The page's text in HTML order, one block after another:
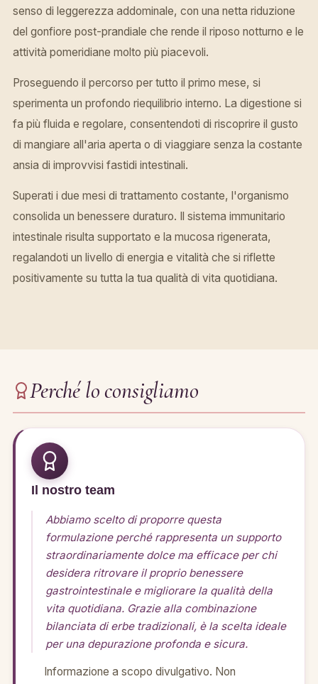
senso di leggerezza addominale, con una netta riduzione
del gonfiore post-prandiale che rende il riposo notturno e le
attività pomeridiane molto più piacevoli.
Proseguendo il percorso per tutto il primo mese, si
sperimenta un profondo riequilibrio interno. La digestione si
fa più fluida e regolare, consentendoti di riscoprire il gusto
di mangiare all'aria aperta o di viaggiare senza la costante
ansia di improvvisi fastidi intestinali.
Superati i due mesi di trattamento costante, l'organismo
consolida un benessere duraturo. Il sistema immunitario
intestinale risulta supportato e la mucosa rigenerata,
regalandoti un livello di energia e vitalità che si riflette
positivamente su tutta la tua qualità di vita quotidiana.
Perché lo consigliamo
Il nostro team
Abbiamo scelto di proporre questa
formulazione perché rappresenta un supporto
straordinariamente dolce ma efficace per chi
desidera ritrovare il proprio benessere
gastrointestinale e migliorare la qualità della
vita quotidiana. Grazie alla combinazione
bilanciata di erbe tradizionali, è la scelta ideale
per una depurazione profonda e sicura.
Informazione a scopo divulgativo. Non